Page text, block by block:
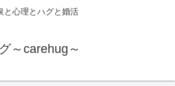
と心理とハグと婚活
～carehug～